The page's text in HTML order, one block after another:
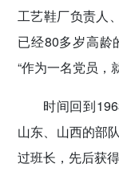
工艺鞋厂负责人
已经80多岁高龄
“作为一名党员，
时间回到
山东、山西的部
过班长，先后获